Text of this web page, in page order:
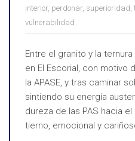
interior, perdonar, superioridad
vulnerabilidad
Entre el granito y la
en El Escorial, con motivo
la APASE, y tras caminar
sintiendo su energía
dureza de las PAS hacia
tierno, emocional y